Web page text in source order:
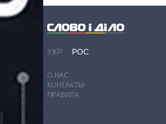
УКР РОС
О НАС
КОНТАКТЫ
ПРАВИЛА